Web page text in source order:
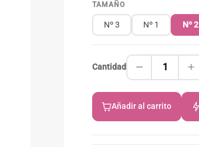
TAMAÑO
Nº 3 Nº 1 Nº 2
Cantidad 1
Añadir al carrito